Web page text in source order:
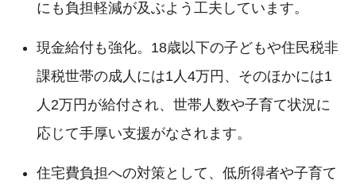
にも負担軽減が及ぶよう工夫しています。
現金給付も強化。18歳以下の子どもや住民税非
課税世帯の成人には1人4万円、そのほかには1
人2万円が給付され、世帯人数や子育て状況に
応じて手厚い支援がなされます。
住宅費負担への対策として、低所得者や子育て